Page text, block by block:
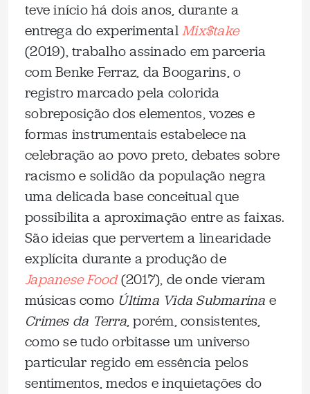
teve início há dois anos, durante a
entrega do experimentalMix$take
(2019), trabalho assinado em parceria
com Benke Ferraz, da Boogarins, o
registro marcado pela colorida
sobreposição dos elementos, vozes e
formas instrumentais estabelece na
celebração ao povo preto, debates sobre
racismo e solidão da população negra
uma delicada base conceitual que
possibilita a aproximação entre as faixas.
São ideias que pervertem a linearidade
explícita durante a produção de
Japanese Food(2017), de onde vieram
músicas como Última Vida Submarina e
Crimes da Terra, porém, consistentes,
como se tudo orbitasse um universo
particular regido em essência pelos
sentimentos, medos e inquietações do